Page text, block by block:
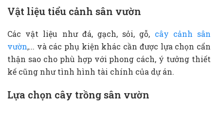
Vật liệu tiểu cảnh sân vườn
Các vật liệu như đá, gạch, sỏi, gỗ, cây cảnh sân
vườn,... và các phụ kiện khác cần được lựa chọn cẩn
thận sao cho phù hợp với phong cách, ý tưởng thiết
kế cũng như tình hình tài chính của dự án.
Lựa chọn cây trồng sân vườn